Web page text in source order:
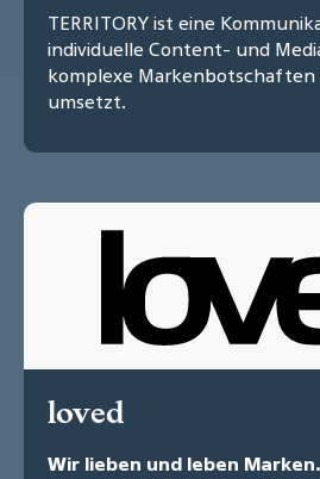
TERRITORY ist eine
individuelle Content- und
komplexe
umsetzt.
loved
Wir lieben und leben Marken.